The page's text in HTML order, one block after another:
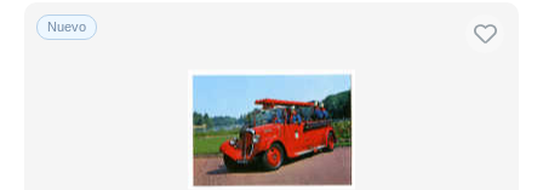
Sólo con descuento
Envío gratis
Métodos de pago
Transferencia bancaria
Nuevo